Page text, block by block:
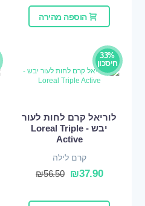
הוספה מהירה
33%
חיסכון
לוריאל קרם לחות לעור
יבש - Loreal Triple
Active
קרם לילה
₪37.90
₪56.50